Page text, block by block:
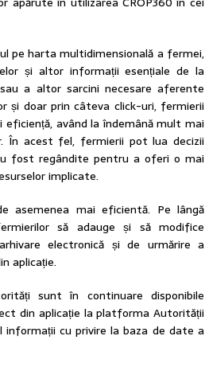
pe harta multidimensională a fermei,
și altor informații esențiale de la
a altor sarcini necesare aferente
și doar prin câteva click-uri, fermierii
având la îndemână mult mai
În acest fel, fermierii pot lua decizii
fost regândite pentru a oferi o mai
implicate.
asemenea mai eficientă. Pe lângă
să adauge și să modifice
electronică și de urmărire a
aplicație.
sunt în continuare disponibile
din aplicație la platforma Autorității
cu privire la baza de date a